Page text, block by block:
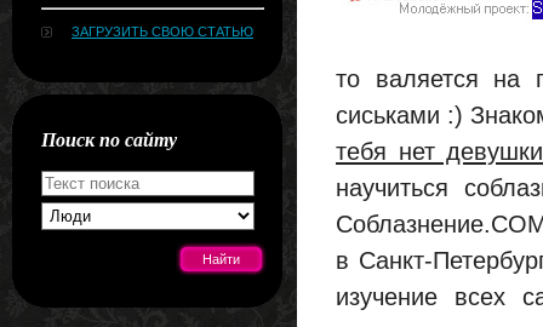
ЗАГРУЗИТЬ СВОЮ СТАТЬЮ
Поиск по сайту
то валяется на
сиськами :)
тебя нет
научиться
в Санкт-
изучение всех